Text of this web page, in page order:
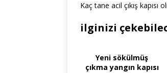
Kaç tane acil çıkış kapısı
ilginizi
Yeni sökülmüş
çıkma yangın kapısı